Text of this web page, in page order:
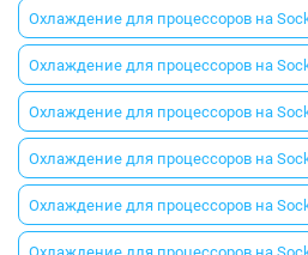
Охлаждение для процессоров на
Охлаждение для процессоров на
Охлаждение для процессоров на
Охлаждение для процессоров на
Охлаждение для процессоров на